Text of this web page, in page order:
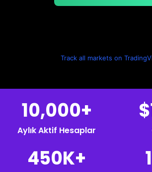
Track all markets on
10,000+
Aylık Aktif Hesaplar
450K+